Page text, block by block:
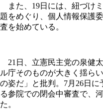
また、19日には、紐づけ
題をめぐり、個人情報保護
査を始めている。
21日、立憲民主党の泉健
ル庁そのものが大きく揺ら
の姿だ」と批判。7月26日
る参院での閉会中審査で、
た。